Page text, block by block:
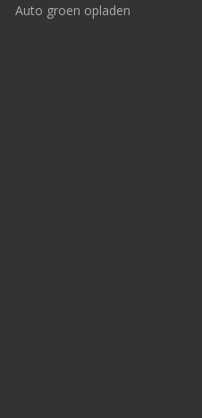
Auto groen opladen